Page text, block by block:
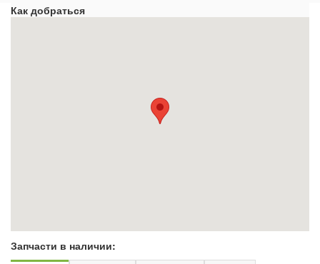
Как добраться
Запчасти в наличии: